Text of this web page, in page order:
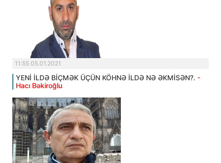
11:55 05.01.2021
YENİ İLDƏ BİÇMƏK ÜÇÜN KÖHNƏ İLDƏ NƏ ƏKMİSƏN?. -
Hacı Bəkiroğlu